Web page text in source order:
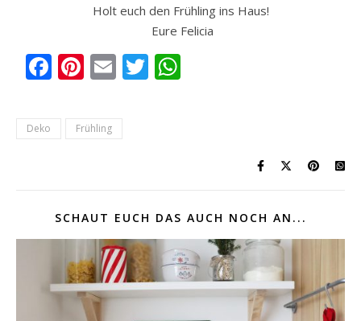
Holt euch den Frühling ins Haus!
Eure Felicia
Facebook
Pinterest
EmailTwitter
Deko Frühling
SCHAUT EUCH DAS AUCH NOCH AN...